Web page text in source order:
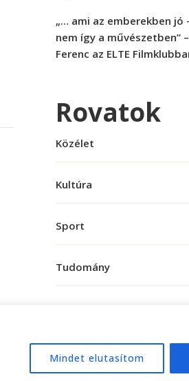
Mindet elutasítom
„… ami az emberekben jó
nem így a művészetben”
Ferenc az ELTE
Rovatok
Közélet
Kultúra
Sport
Tudomány
WordPress.